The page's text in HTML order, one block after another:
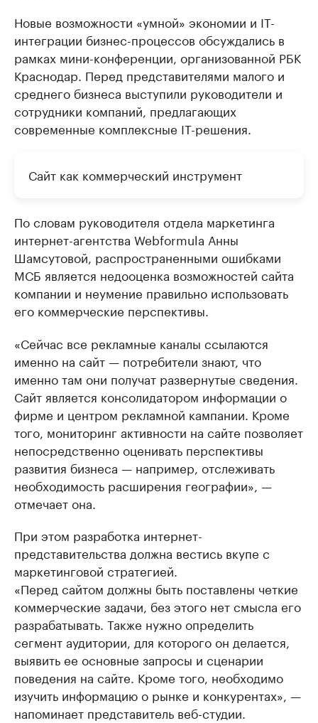
Новые возможности «умной» экономии и IT-
интеграции бизнес-процессов обсуждались в
рамках мини-конференции, организованной РБК
Краснодар. Перед представителями малого и
среднего бизнеса выступили руководители и
сотрудники компаний, предлагающих
современные комплексные IT-решения.
Сайт как коммерческий инструмент
По словам руководителя отдела маркетинга
интернет-агентства Webformula Анны
Шамсутовой, распространенными ошибками
МСБ является недооценка возможностей сайта
компании и неумение правильно использовать
его коммерческие перспективы.
«Сейчас все рекламные каналы ссылаются
именно на сайт — потребители знают, что
именно там они получат развернутые сведения.
Сайт является консолидатором информации о
фирме и центром рекламной кампании. Кроме
того, мониторинг активности на сайте позволяет
непосредственно оценивать перспективы
развития бизнеса — например, отслеживать
необходимость расширения географии», —
отмечает она.
При этом разработка интернет-
представительства должна вестись вкупе с
маркетинговой стратегией.
«Перед сайтом должны быть поставлены четкие
коммерческие задачи, без этого нет смысла его
разрабатывать. Также нужно определить
сегмент аудитории, для которого он делается,
выявить ее основные запросы и сценарии
поведения на сайте. Кроме того, необходимо
изучить информацию о рынке и конкурентах», —
напоминает представитель веб-студии.